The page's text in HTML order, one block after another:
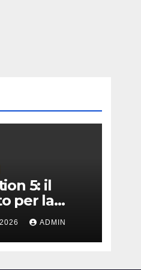
5: il
per la
durerà
anni?
ADMIN